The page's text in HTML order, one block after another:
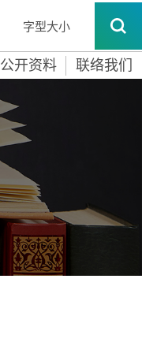
字型大小
公开资料 联络我们